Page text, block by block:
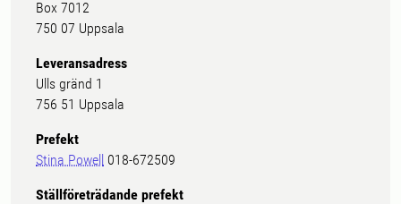
Box 7012
750 07 Uppsala
Leveransadress
Ulls gränd 1
756 51 Uppsala
Prefekt
Stina Powell 018-672509
Ställföreträdande prefekt